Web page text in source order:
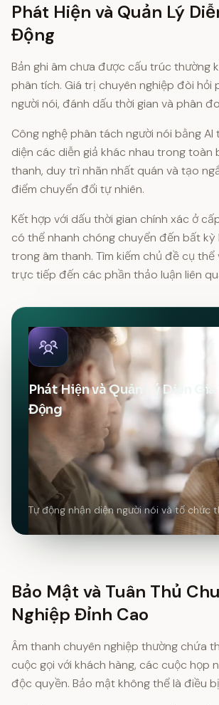
Phát Hiện và Quản Lý
Động
Bản ghi âm chưa được cấu trúc thường
phân tích. Giá trị chuyên nghiệp đòi hỏi
người nói, đánh dấu thời gian và phân
Công nghệ phân tách người nói bằng AI
diện các diễn giả khác nhau trong toàn
thanh, duy trì nhãn nhất quán và tạo
điểm chuyển đổi tự nhiên.
Kết hợp với dấu thời gian chính xác ở
có thể nhanh chóng chuyển đến bất kỳ
trong âm thanh. Tìm kiếm chủ đề cụ thể
trực tiếp đến các phần thảo luận liên
Phát Hiện và Quản Lý Diễn
Động
Tự động nhận diện người nói và tổ chức
Bảo Mật và Tuân Thủ
Nghiệp Đỉnh Cao
Âm thanh chuyên nghiệp thường chứa
cuộc gọi với khách hàng, các cuộc họp
độc quyền. Bảo mật không thể là điều